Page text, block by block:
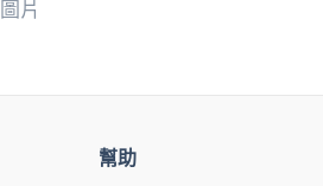
圖片
幫助